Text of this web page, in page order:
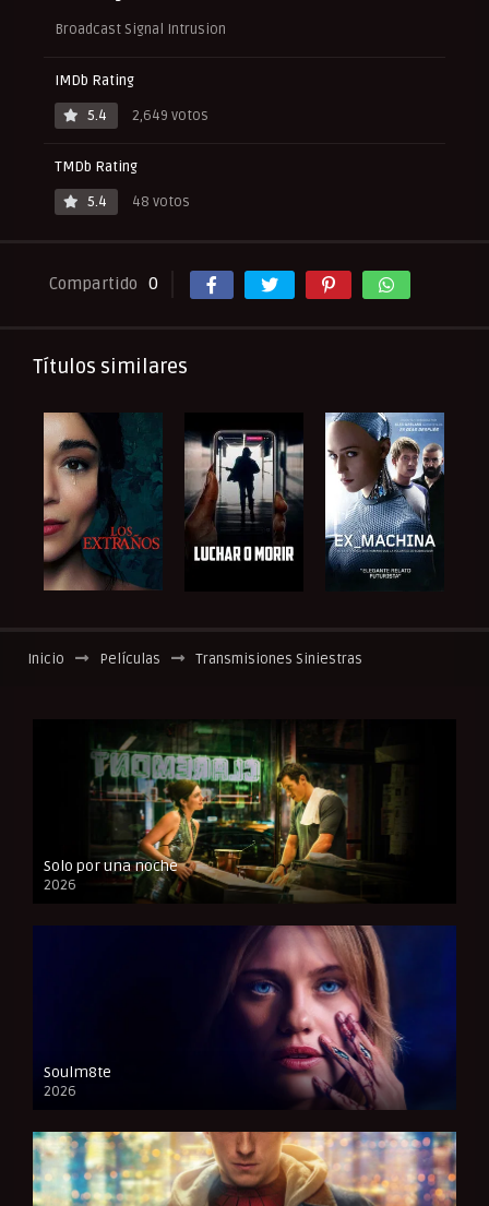
Broadcast Signal Intrusion
IMDb Rating
5.4
2,649 votos
TMDb Rating
5.4
48 votos
Compartido 0
Títulos similares
Inicio Películas Transmisiones Siniestras
Solo por una noche
2026
CAM
Soulm8te
2026
FULL HD